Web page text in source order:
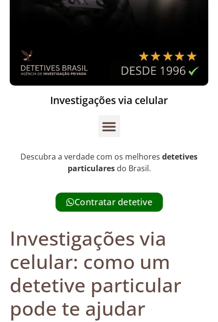
Investigações via celular
Descubra a verdade com os melhores detetives
particularesdo Brasil.
Contratar detetive
Investigações via
celular: como um
detetive particular
pode te ajudar